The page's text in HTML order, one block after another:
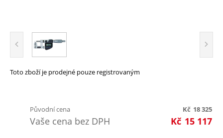
Toto zboží je prodejné pouze registrovaným
Původní cena 18 325
Kč
Vaše cena bez DPH 15 117
Kč